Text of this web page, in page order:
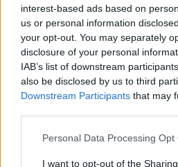
interest-based ads based on
us or personal information
your opt-out. You may separately
disclosure of your personal
IAB’s list of downstream
also be disclosed by us to third
Downstream Participants that may
Personal Data Processing Opt
I want to opt-out of the
Share